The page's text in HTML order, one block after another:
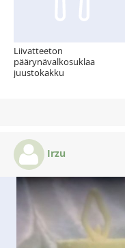
Liivatteeton
päärynävalkosuklaa
juustokakku
Irzu